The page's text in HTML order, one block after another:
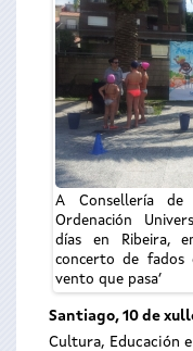
A Consellería de
Ordenación
días en Ribeira,
concerto de fados
vento que pasa’
Santiago, 10 de
Cultura, Educación